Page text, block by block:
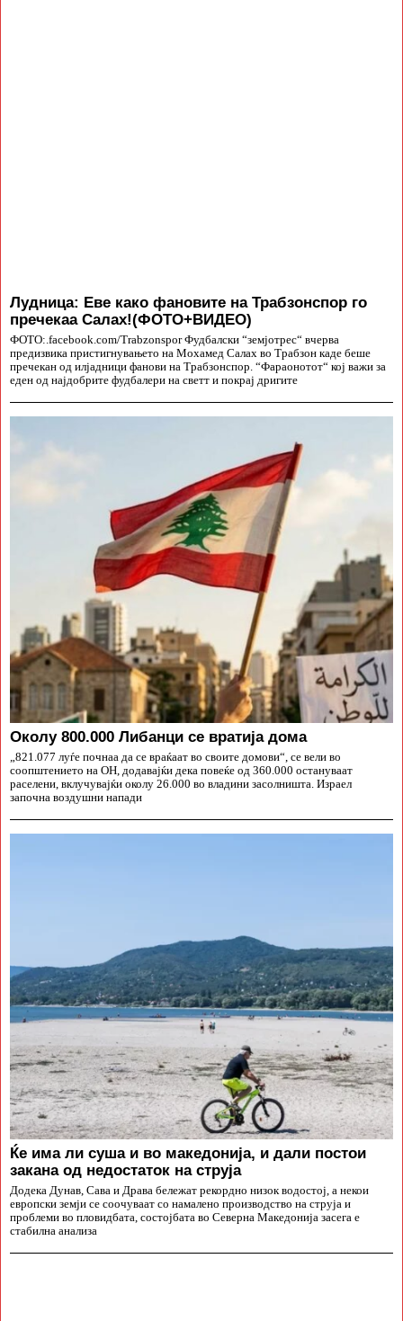
Лудница: Еве како фановите на Трабзонспор го
пречекаа Салах!(ФОТО+ВИДЕО)
ФОТО:.facebook.com/Trabzonspor Фудбалски “земјотрес“ вчерва
предизвика пристигнувањето на Мохамед Салах во Трабзон каде беше
пречекан од илјадници фанови на Трабзонспор. “Фараонотот“ кој важи за
еден од најдобрите фудбалери на светт и покрај дригите
Околу 800.000 Либанци се вратија дома
„821.077 луѓе почнаа да се враќаат во своите домови“, се вели во
соопштението на ОН, додавајќи дека повеќе од 360.000 остануваат
раселени, вклучувајќи околу 26.000 во владини засолништа. Израел
започна воздушни напади
Ќе има ли суша и во македонија, и дали постои
закана од недостаток на струја
Додека Дунав, Сава и Драва бележат рекордно низок водостој, а некои
европски земји се соочуваат со намалено производство на струја и
проблеми во пловидбата, состојбата во Северна Македонија засега е
стабилна анализа